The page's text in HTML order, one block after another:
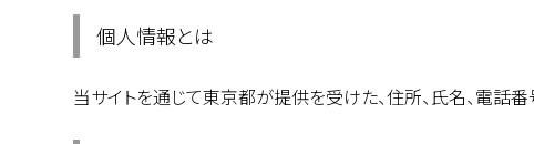
個人情報とは
当サイトを通じて東京都が提供を受けた、住所、氏名、電話